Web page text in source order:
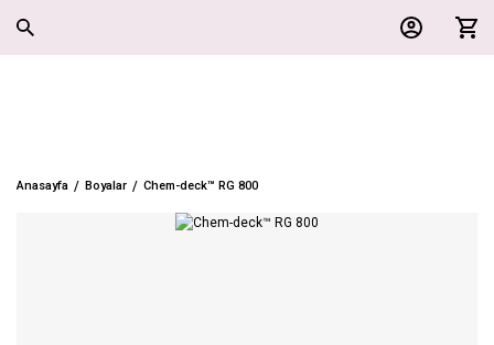
Anasayfa Boyalar Chem-deck™ RG 800